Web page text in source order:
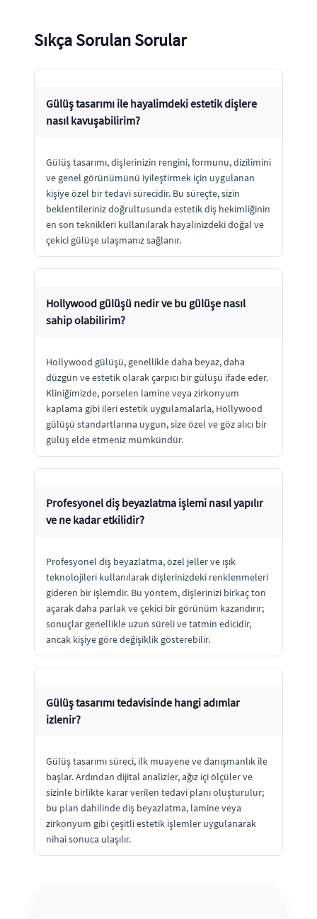
Sıkça Sorulan Sorular
Gülüş tasarımı ile hayalimdeki estetik dişlere
nasıl kavuşabilirim?
Gülüş tasarımı, dişlerinizin rengini, formunu, dizilimini
ve genel görünümünü iyileştirmek için uygulanan
kişiye özel bir tedavi sürecidir. Bu süreçte, sizin
beklentileriniz doğrultusunda estetik diş hekimliğinin
en son teknikleri kullanılarak hayalinizdeki doğal ve
çekici gülüşe ulaşmanız sağlanır.
Hollywood gülüşü nedir ve bu gülüşe nasıl
sahip olabilirim?
Hollywood gülüşü, genellikle daha beyaz, daha
düzgün ve estetik olarak çarpıcı bir gülüşü ifade eder.
Kliniğimizde, porselen lamine veya zirkonyum
kaplama gibi ileri estetik uygulamalarla, Hollywood
gülüşü standartlarına uygun, size özel ve göz alıcı bir
gülüş elde etmeniz mümkündür.
Profesyonel diş beyazlatma işlemi nasıl yapılır
ve ne kadar etkilidir?
Profesyonel diş beyazlatma, özel jeller ve ışık
teknolojileri kullanılarak dişlerinizdeki renklenmeleri
gideren bir işlemdir. Bu yöntem, dişlerinizi birkaç ton
açarak daha parlak ve çekici bir görünüm kazandırır;
sonuçlar genellikle uzun süreli ve tatmin edicidir,
ancak kişiye göre değişiklik gösterebilir.
Gülüş tasarımı tedavisinde hangi adımlar
izlenir?
Gülüş tasarımı süreci, ilk muayene ve danışmanlık ile
başlar. Ardından dijital analizler, ağız içi ölçüler ve
sizinle birlikte karar verilen tedavi planı oluşturulur;
bu plan dahilinde diş beyazlatma, lamine veya
zirkonyum gibi çeşitli estetik işlemler uygulanarak
nihai sonuca ulaşılır.